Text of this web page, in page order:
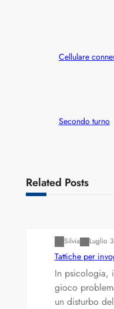
Cellulare
Secondo turno
Related Posts
Silvia Luglio
Tattiche per
In psicologia,
gioco
un disturbo